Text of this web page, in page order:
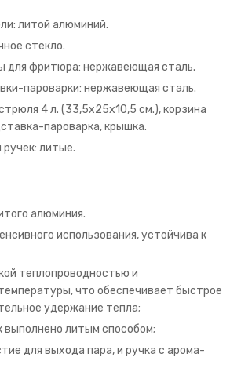
литой алюминий.
стекло.
для фритюра: нержавеющая сталь.
пароварки: нержавеющая сталь.
4 л. (33,5х25х10,5 см.), корзина
пароварка, крышка.
ручек: литые.
алюминия.
использования, устойчива к
теплопроводностью и
что обеспечивает быстрое
удержание тепла;
выполнено литым способом;
для выхода пара, и ручка с арома-